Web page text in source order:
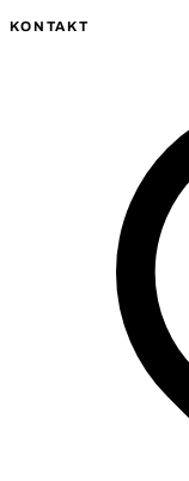
KONTAKT